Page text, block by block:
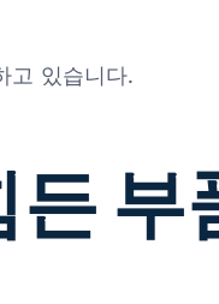
고 있습니다.
부